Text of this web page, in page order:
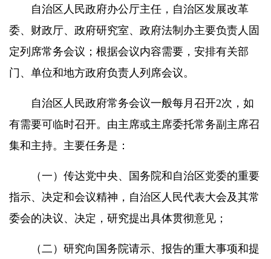
自治区人民政府办公厅主任，自治区发展改革
委、财政厅、政府研究室、政府法制办主要负责人固
定列席常务会议；根据会议内容需要，安排有关部
门、单位和地方政府负责人列席会议。
自治区人民政府常务会议一般每月召开2次，如
有需要可临时召开。由主席或主席委托常务副主席召
集和主持。主要任务是：
（一）传达党中央、国务院和自治区党委的重要
指示、决定和会议精神，自治区人民代表大会及其常
委会的决议、决定，研究提出具体贯彻意见；
（二）研究向国务院请示、报告的重大事项和提